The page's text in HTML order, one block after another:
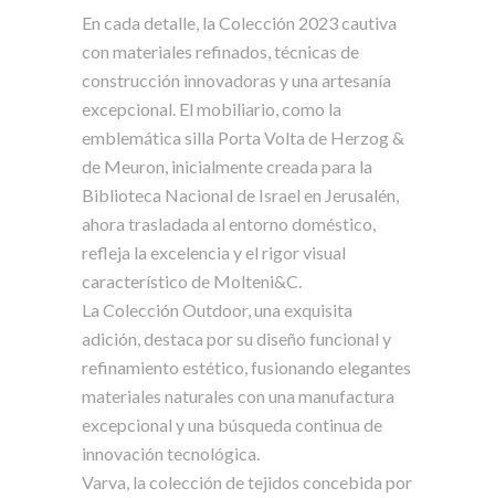
En cada detalle, la Colección 2023 cautiva
con materiales refinados, técnicas de
construcción innovadoras y una artesanía
excepcional. El mobiliario, como la
emblemática silla Porta Volta de Herzog &
de Meuron, inicialmente creada para la
Biblioteca Nacional de Israel en Jerusalén,
ahora trasladada al entorno doméstico,
refleja la excelencia y el rigor visual
característico de Molteni&C.
La Colección Outdoor, una exquisita
adición, destaca por su diseño funcional y
refinamiento estético, fusionando elegantes
materiales naturales con una manufactura
excepcional y una búsqueda continua de
innovación tecnológica.
Varva, la colección de tejidos concebida por